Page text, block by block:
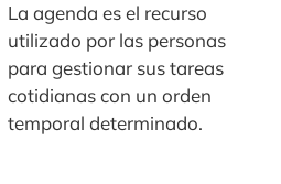
La agenda es el recurso
utilizado por las personas
para gestionar sus tareas
cotidianas con un orden
temporal determinado.